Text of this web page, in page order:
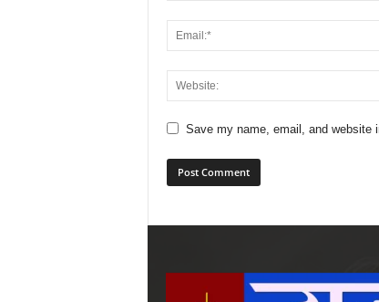
Save my name, email, and website